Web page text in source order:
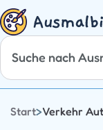
Zum
Inhalt
springen
Start>Verkehr